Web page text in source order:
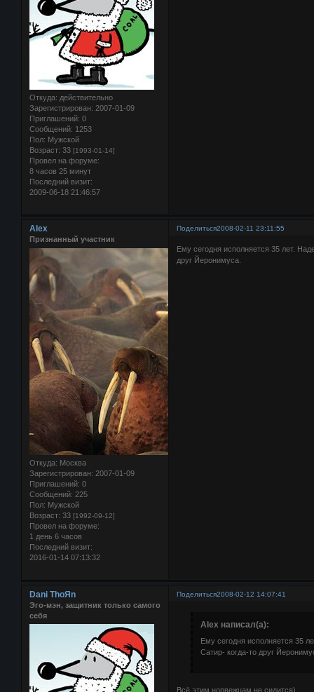
Откуда: действительно
Зарегистрирован: 2007-01-09
Приглашений: 0
Сообщений: 1253
Пол: Мужской
Возраст: 33 [1993-01-14]
Провел на форуме:
8 часов 25 минут
Последний визит:
2009-06-18 21:46:57
Поделиться2008-02-11 23:11:55
Alex
Признанный участник
Откуда: Москва
Зарегистрирован: 2007-01-09
Приглашений: 0
Сообщений: 225
Пол: Мужской
Возраст: 33 [1992-09-12]
Провел на форуме:
1 день 6 часов
Последний визит:
2016-01-14 07:13:32
Ему сегодня исполняется 35 лет.
друг Йеронимуса.
Поделиться2008-02-12 14:07:41
Dani ThoЯn
Эго-мэн, защитник только самого
себя
Alex написал(а):
Ему сегодня исполняется 35
Сатир- когда-то друг
Всё этим норвежцам не сидится)